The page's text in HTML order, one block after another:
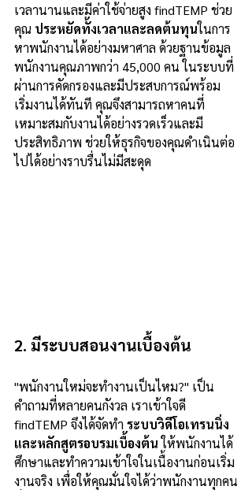
เวลานานและมีค่าใช้จ่ายสูง findTEMP ช่วย
คุณ ประหยัดทั้งเวลาและลดต้นทุนในการ
หาพนักงานได้อย่างมหาศาล ด้วยฐานข้อมูล
พนักงานคุณภาพกว่า 45,000 คน ในระบบที่
ผ่านการคัดกรองและมีประสบการณ์พร้อม
เริ่มงานได้ทันที คุณจึงสามารถหาคนที่
เหมาะสมกับงานได้อย่างรวดเร็วและมี
ประสิทธิภาพ ช่วยให้ธุรกิจของคุณดำเนินต่อ
ไปได้อย่างราบรื่นไม่มีสะดุด
2. มีระบบสอนงานเบื้องต้น
"พนักงานใหม่จะทำงานเป็นไหม?" เป็น
คำถามที่หลายคนกังวล เราเข้าใจดี
findTEMP จึงได้จัดทำ ระบบวิดีโอเทรนนิ่ง
และหลักสูตรอบรมเบื้องต้น ให้พนักงานได้
ศึกษาและทำความเข้าใจในเนื้องานก่อนเริ่ม
งานจริง เพื่อให้คุณมั่นใจได้ว่าพนักงานทุกคน